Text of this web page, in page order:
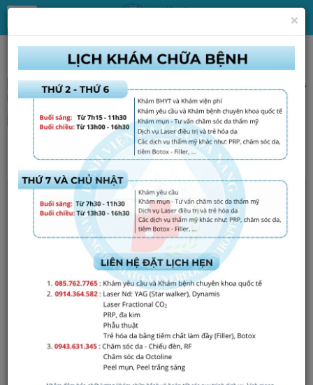
Chăm sóc da - Thẩm mỹ Công nghệ tế bào gốc
HUYẾT TƯƠNG GIÀU TIỂU CẦU TRONG TRẺ HÓA DA
30/09/2024 Đã xem: 2590
TIN XEM NHIỀU
Điều chỉnh giá dịch vụ Khám bệnh, chữa bệnh
theo yêu cầu
Giá cả dịch vụ khám chữa bệnh
Tuyển dụng hợp đồng lao động quý III năm 2025
tại Bệnh viện...
Tin tức, thông báo chung
Bản công bố: Cơ sở khám bệnh, chữa bệnh đáp
ứng yêu cầu là...
Đào tạo thực hành
×